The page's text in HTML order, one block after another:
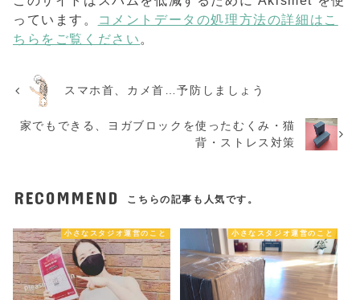
っています。
コメントデータの処理方法の詳細はこ
ちらをご覧ください 。
スマホ首、カメ首…予防しましょう
家でもできる、ヨガブロックを使ったむくみ・猫
背・ストレス対策
RECOMMEND こちらの記事も人気です。
小さなスタジオ運営のこと 小さなスタジオ運営のこと